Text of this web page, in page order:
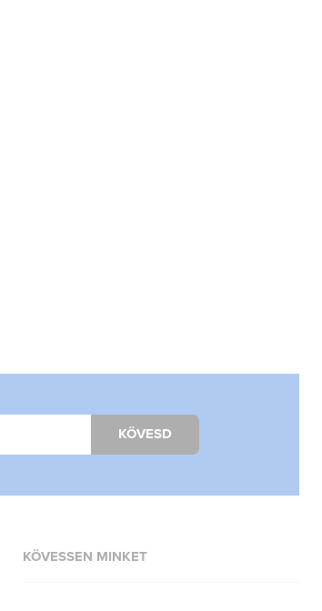
KÖVESD
KÖVESSEN MINKET